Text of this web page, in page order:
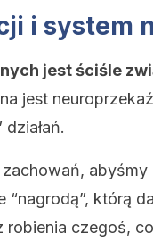
i system
jest ściśle
jest
którą
czegoś,